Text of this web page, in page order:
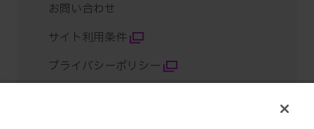
お問い合わせ
サイト利用条件
プライバシーポリシー